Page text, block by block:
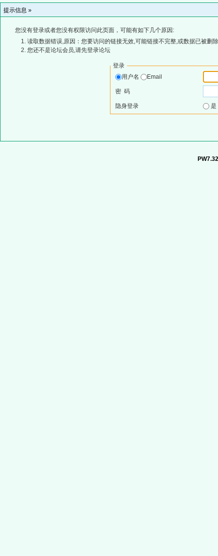
提示信息 »
您没有登录或者您没有权限访问此页面，可能有如下几个原因:
读取数据错误,原因：您要访问的链接无效,可能链接不完整,或数据已被删
您还不是论坛会员,请先登录论坛
登录
用户名
Email
密 码
隐身登录